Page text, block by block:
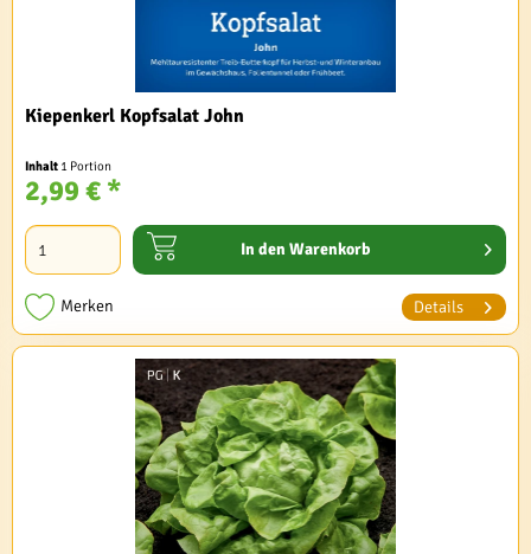
Kiepenkerl Kopfsalat John
Inhalt 1 Portion
2,99 € *
In den Warenkorb
Merken Details